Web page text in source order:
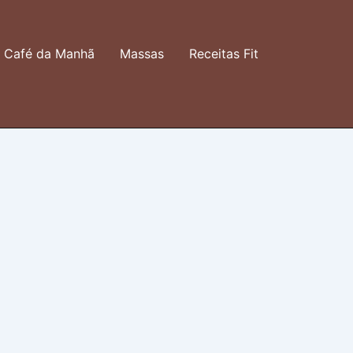
Café da Manhã Massas Receitas Fit